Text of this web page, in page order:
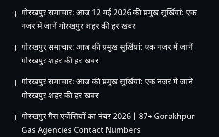
गोरखपुर समाचार: आज 12 मई 2026 की प्रमुख सुर्खियां: एक
नजर में जानें गोरखपुर शहर की हर खबर
गोरखपुर समाचार: आज की प्रमुख सुर्खियां: एक नजर में जानें
गोरखपुर शहर की हर खबर
गोरखपुर समाचार: आज की प्रमुख सुर्खियां: एक नजर में जानें
गोरखपुर शहर की हर खबर
गोरखपुर गैस एजेंसियों का नंबर 2026 | 87+ Gorakhpur
Gas Agencies Contact Numbers